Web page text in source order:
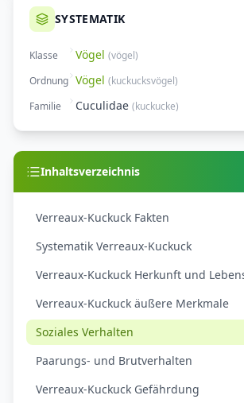
SYSTEMATIK
Klasse Vögel (vögel)
Ordnung Vögel (kuckucksvögel)
Familie
Cuculidae (kuckucke)
Inhaltsverzeichnis
Verreaux-Kuckuck Fakten
Systematik Verreaux-Kuckuck
Verreaux-Kuckuck Herkunft und
Verreaux-Kuckuck äußere Merkmale
Soziales Verhalten
Paarungs- und Brutverhalten
Verreaux-Kuckuck Gefährdung